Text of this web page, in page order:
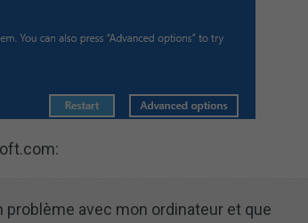
problème avec mon ordinateur et que